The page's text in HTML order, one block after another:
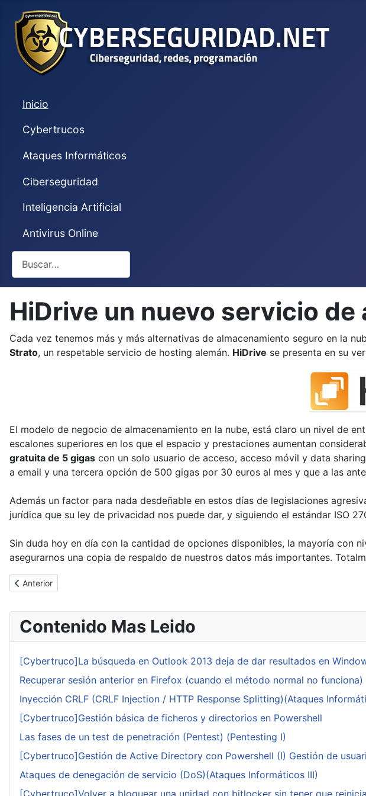
Inicio
Cybertrucos
Ataques Informáticos
Ciberseguridad
Inteligencia Artificial
Antivirus Online
Buscar
HiDrive un nuevo servicio de
Cada vez tenemos más y más alternativas de almacenamiento seguro en la
Strato, un respetable servicio de hosting alemán. HiDrive se presenta en su
El modelo de negocio de almacenamiento en la nube, está claro un nivel de
escalones superiores en los que el espacio y prestaciones aumentan
gratuita de 5 gigas con un solo usuario de acceso, acceso móvil y data
a email y una tercera opción de 500 gigas por 30 euros al mes y que a las
Además un factor para nada desdeñable en estos días de legislaciones
jurídica que su ley de privacidad nos puede dar, y siguiendo el estándar ISO
Sin duda hoy en día con la cantidad de opciones disponibles, la mayoría con
asegurarnos una copia de respaldo de nuestros datos más importantes.
Artículo anterior: El FBI cierra Megaupload
Anterior
Contenido Mas Leido
[Cybertruco]La búsqueda en Outlook 2013 deja de dar resultados en
Recuperar sesión anterior en Firefox (cuando el método normal no funciona)
Inyección CRLF (CRLF Injection / HTTP Response Splitting)(Ataques
[Cybertruco]Gestión básica de ficheros y directorios en Powershell
Las fases de un test de penetración (Pentest) (Pentesting I)
[Cybertruco]Gestión de Active Directory con Powershell (I) Gestión de
Ataques de denegación de servicio (DoS)(Ataques Informáticos III)
[Cybertruco]Volver a bloquear una unidad con bitlocker sin tener que